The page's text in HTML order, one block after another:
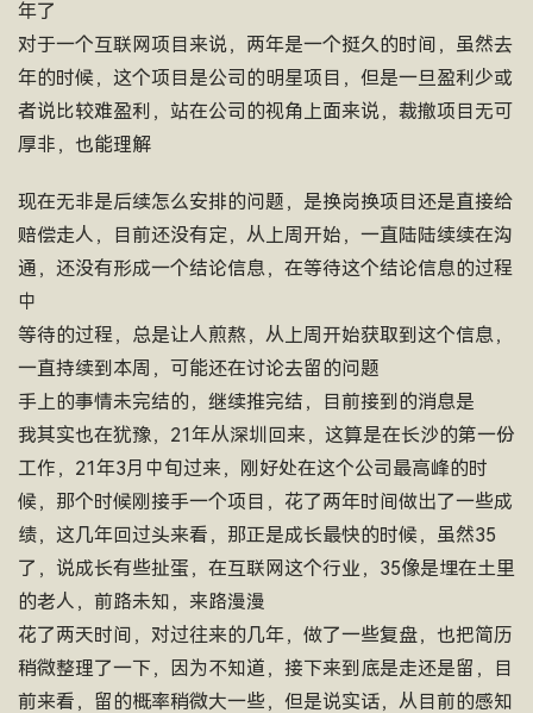
年了
对于一个互联网项目来说，两年是一个挺久的时间，虽然去
年的时候，这个项目是公司的明星项目，但是一旦盈利少或
者说比较难盈利，站在公司的视角上面来说，裁撤项目无可
厚非，也能理解
现在无非是后续怎么安排的问题，是换岗换项目还是直接给
赔偿走人，目前还没有定，从上周开始，一直陆陆续续在沟
通，还没有形成一个结论信息，在等待这个结论信息的过程
中
等待的过程，总是让人煎熬，从上周开始获取到这个信息，
一直持续到本周，可能还在讨论去留的问题
手上的事情未完结的，继续推完结，目前接到的消息是
我其实也在犹豫，21年从深圳回来，这算是在长沙的第一份
工作，21年3月中旬过来，刚好处在这个公司最高峰的时
候，那个时候刚接手一个项目，花了两年时间做出了一些成
绩，这几年回过头来看，那正是成长最快的时候，虽然35
了，说成长有些扯蛋，在互联网这个行业，35像是埋在土里
的老人，前路未知，来路漫漫
花了两天时间，对过往来的几年，做了一些复盘，也把简历
稍微整理了一下，因为不知道，接下来到底是走还是留，目
前来看，留的概率稍微大一些，但是说实话，从目前的感知